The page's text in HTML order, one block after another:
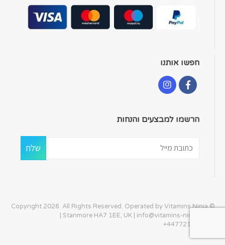
חפשו אותנו
הרשמו למבצעים והנחות
© Copyright 2026. All Rights Reserved. Operated by Vitamins Ninja
| Stanmore HA7 1EE, UK | info@vitamins-ninja.com
+447721405586